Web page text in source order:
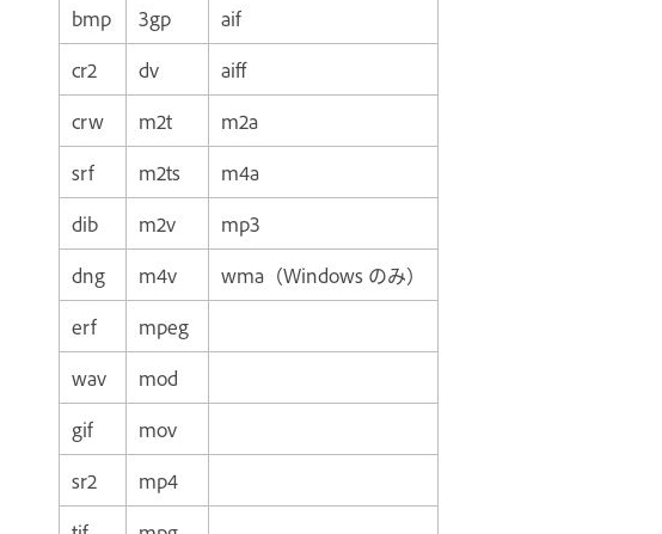
bmp
3gp
aif
cr2
dv
aiff
crw
m2t
m2a
srf
m2ts
m4a
dib
m2v
mp3
dng
m4v
wma（Windows のみ）
erf
mpeg
wav
mod
gif
mov
sr2
mp4